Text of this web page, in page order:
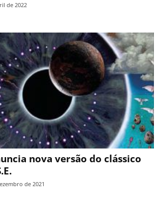
de 2022
nova versão do clássico
de 2021